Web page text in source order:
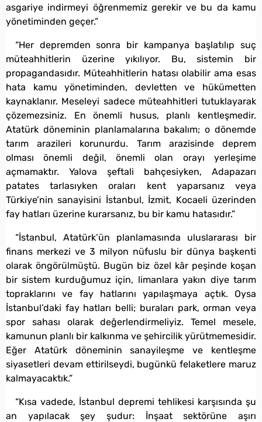
asgariye indirmeyi öğrenmemiz gerekir ve bu da kamu
yönetiminden geçer.”
“Her depremden sonra bir kampanya başlatılıp suç
müteahhitlerin üzerine yıkılıyor. Bu, sistemin bir
propagandasıdır. Müteahhitlerin hatası olabilir ama esas
hata kamu yönetiminden, devletten ve hükümetten
kaynaklanır. Meseleyi sadece müteahhitleri tutuklayarak
çözemezsiniz. En önemli husus, planlı kentleşmedir.
Atatürk döneminin planlamalarına bakalım; o dönemde
tarım arazileri korunurdu. Tarım arazisinde deprem
olması önemli değil, önemli olan orayı yerleşime
açmamaktır. Yalova şeftali bahçesiyken, Adapazarı
patates tarlasıyken oraları kent yaparsanız veya
Türkiye’nin sanayisini İstanbul, İzmit, Kocaeli üzerinden
fay hatları üzerine kurarsanız, bu bir kamu hatasıdır.”
“İstanbul, Atatürk’ün planlamasında uluslararası bir
finans merkezi ve 3 milyon nüfuslu bir dünya başkenti
olarak öngörülmüştü. Bugün biz özel kâr peşinde koşan
bir sistem kurduğumuz için, limanlara yakın diye tarım
topraklarını ve fay hatlarını yapılaşmaya açtık. Oysa
İstanbul’daki fay hatları belli; buraları park, orman veya
spor sahası olarak değerlendirmeliyiz. Temel mesele,
kamunun planlı bir kalkınma ve şehircilik yürütmemesidir.
Eğer Atatürk döneminin sanayileşme ve kentleşme
siyasetleri devam ettirilseydi, bugünkü felaketlere maruz
kalmayacaktık.”
“Kısa vadede, İstanbul depremi tehlikesi karşısında şu
an yapılacak şey şudur: İnşaat sektörüne aşırı